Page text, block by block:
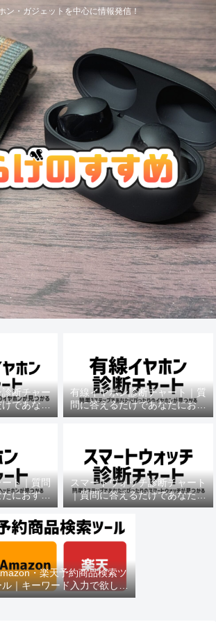
ン・ガジェットを中心に情報発信！
断チャー
であなた
わかる
有線イヤホン診断チャート｜質
問に答えるだけであなたにおす
すめの機種がわかる
ト｜質問
におすす
かる
スマートウォッチ診断チャート
｜質問に答えるだけであなたに
おすすめの機種がわかる
・楽天予約商品検索ツ
ル｜キーワード入力で欲しい
商品を即チェック